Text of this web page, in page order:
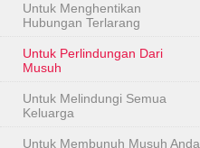
Untuk Menghentikan
Hubungan Terlarang
Untuk Perlindungan Dari
Musuh
Untuk Melindungi Semua
Keluarga
Untuk Membunuh Musuh Anda